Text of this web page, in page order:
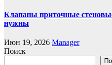
Клапаны приточные
нужны
Июн 19, 2026 Manager
Поиск